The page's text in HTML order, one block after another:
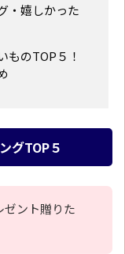
・嬉しかった
ものTOP５！
グTOP５
ゼント贈りた